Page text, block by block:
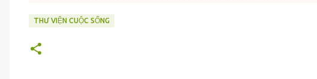
THƯ VIỆN CUỘC SỐNG